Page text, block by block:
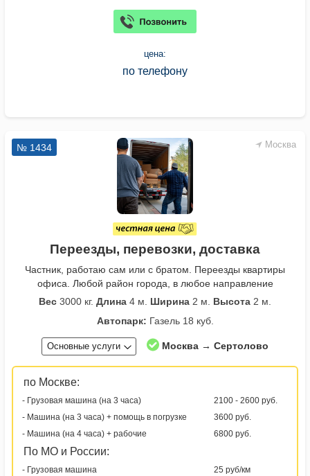
цена:
по телефону
Москва
№ 1434
Переезды, перевозки, доставка
Частник, работаю сам или с братом. Переезды квартиры
офиса. Любой район города, в любое направление
Вес 3000 кг. Длина 4 м. Ширина 2 м. Высота 2 м.
Автопарк: Газель 18 куб.
Основные услуги Москва → Сертолово
по Москве:
- Грузовая машина (на 3 часа)
2100 - 2600 руб.
- Машина (на 3 часа) + помощь в погрузке
3600 руб.
- Машина (на 4 часа) + рабочие
6800 руб.
По МО и России:
- Грузовая машина 25 руб/км